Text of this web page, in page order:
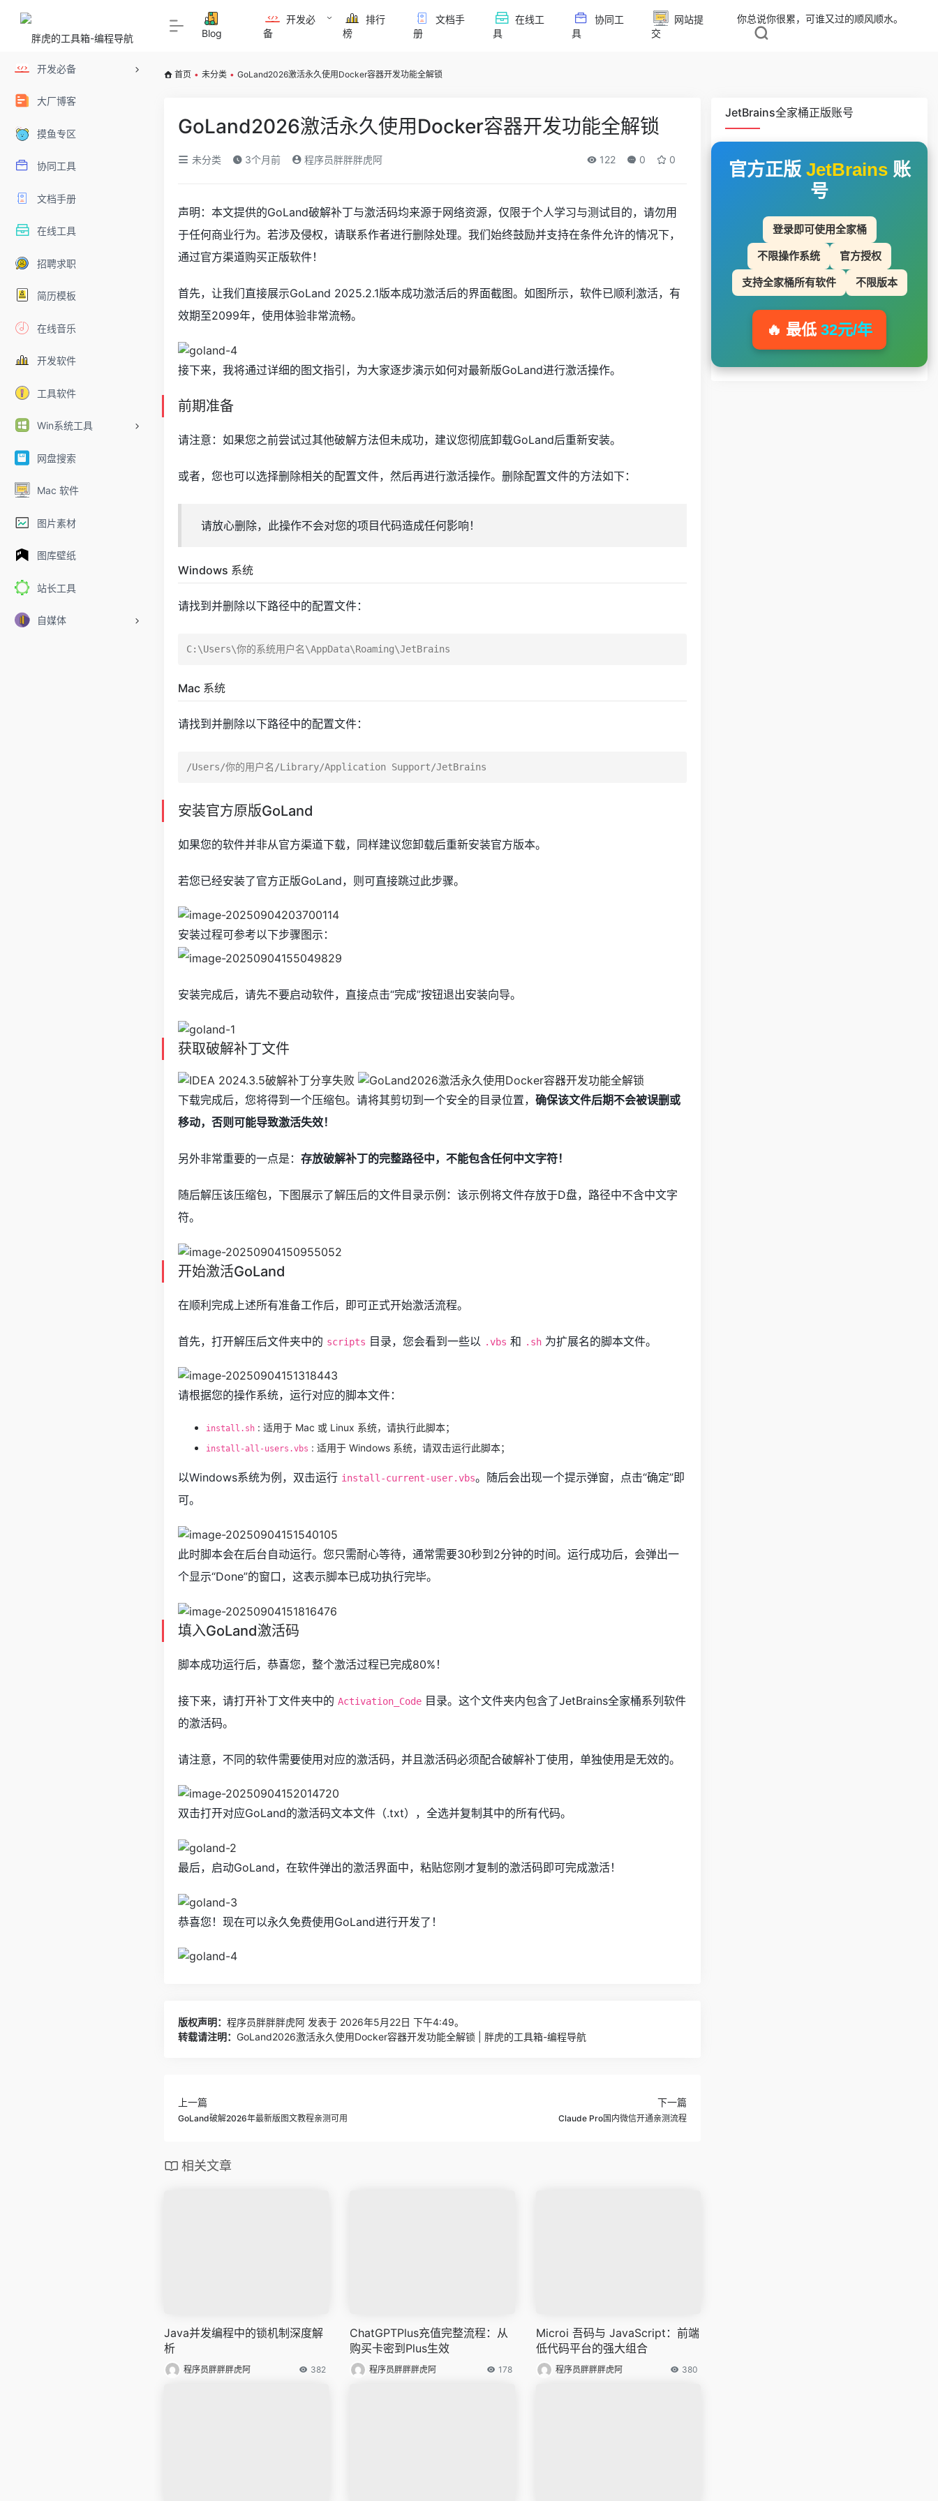
开发必备
大厂博客
摸鱼专区
协同工具
文档手册
在线工具
招聘求职
简历模板
在线音乐
开发软件
工具软件
Win系统工具
网盘搜索
Mac 软件
图片素材
图库壁纸
站长工具
自媒体
Blog
开发必
备
排行
榜
文档手
册
在线工
具
协同工
具
网站提
交
你总说你很累，可谁又过的顺风顺水。
首页 • 未分类 • GoLand2026激活永久使用Docker容器开发功能全解锁
GoLand2026激活永久使用Docker容器开发功能全解锁
未分类 3个月前 程序员胖胖胖虎阿 122 0 0
声明：本文提供的GoLand破解补丁与激活码均来源于网络资源，仅限于个人学习与测试目的，请勿用
于任何商业行为。若涉及侵权，请联系作者进行删除处理。我们始终鼓励并支持在条件允许的情况下，
通过官方渠道购买正版软件！
首先，让我们直接展示GoLand 2025.2.1版本成功激活后的界面截图。如图所示，软件已顺利激活，有
效期至2099年，使用体验非常流畅。
接下来，我将通过详细的图文指引，为大家逐步演示如何对最新版GoLand进行激活操作。
前期准备
请注意：如果您之前尝试过其他破解方法但未成功，建议您彻底卸载GoLand后重新安装。
或者，您也可以选择删除相关的配置文件，然后再进行激活操作。删除配置文件的方法如下：
请放心删除，此操作不会对您的项目代码造成任何影响！
Windows 系统
请找到并删除以下路径中的配置文件：
Mac 系统
请找到并删除以下路径中的配置文件：
安装官方原版GoLand
如果您的软件并非从官方渠道下载，同样建议您卸载后重新安装官方版本。
若您已经安装了官方正版GoLand，则可直接跳过此步骤。
安装过程可参考以下步骤图示：
安装完成后，请先不要启动软件，直接点击“完成”按钮退出安装向导。
获取破解补丁文件
下载完成后，您将得到一个压缩包。请将其剪切到一个安全的目录位置， 确保该文件后期不会被误删或
移动，否则可能导致激活失效！
另外非常重要的一点是： 存放破解补丁的完整路径中，不能包含任何中文字符！
随后解压该压缩包，下图展示了解压后的文件目录示例：该示例将文件存放于D盘，路径中不含中文字
符。
开始激活GoLand
在顺利完成上述所有准备工作后，即可正式开始激活流程。
首先，打开解压后文件夹中的 scripts 目录，您会看到一些以 .vbs 和 .sh 为扩展名的脚本文件。
请根据您的操作系统，运行对应的脚本文件：
install.sh : 适用于 Mac 或 Linux 系统，请执行此脚本；
install-all-users.vbs : 适用于 Windows 系统，请双击运行此脚本；
以Windows系统为例，双击运行 install-current-user.vbs。随后会出现一个提示弹窗，点击“确定”即
可。
此时脚本会在后台自动运行。您只需耐心等待，通常需要30秒到2分钟的时间。运行成功后，会弹出一
个显示“Done”的窗口，这表示脚本已成功执行完毕。
填入GoLand激活码
脚本成功运行后，恭喜您，整个激活过程已完成80%！
接下来，请打开补丁文件夹中的 Activation_Code 目录。这个文件夹内包含了JetBrains全家桶系列软件
的激活码。
请注意，不同的软件需要使用对应的激活码，并且激活码必须配合破解补丁使用，单独使用是无效的。
双击打开对应GoLand的激活码文本文件（.txt），全选并复制其中的所有代码。
最后，启动GoLand，在软件弹出的激活界面中，粘贴您刚才复制的激活码即可完成激活！
恭喜您！现在可以永久免费使用GoLand进行开发了！
版权声明： 程序员胖胖胖虎阿 发表于 2026年5月22日 下午4:49。
转载请注明： GoLand2026激活永久使用Docker容器开发功能全解锁 | 胖虎的工具箱-编程导航
上一篇
GoLand破解2026年最新版图文教程亲测可用
下一篇
Claude Pro国内微信开通亲测流程
相关文章
Java并发编程中的锁机制深度解
析
程序员胖胖胖虎阿 382
ChatGPTPlus充值完整流程：从
购买卡密到Plus生效
程序员胖胖胖虎阿 178
Microi 吾码与 JavaScript：前端
低代码平台的强大组合
程序员胖胖胖虎阿 380
JetBrains全家桶正版账号
官方正版 JetBrains账
号
登录即可使用全家桶
不限操作系统 官方授权
支持全家桶所有软件 不限版本
🔥 最低 32元/年